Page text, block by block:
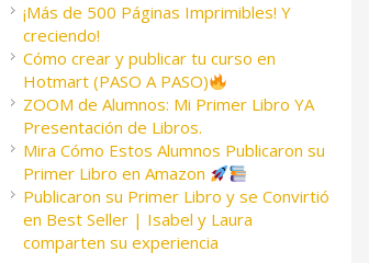
¡Más de 500 Páginas Imprimibles! Y
creciendo!
Cómo crear y publicar tu curso en
Hotmart (PASO A PASO)
ZOOM de Alumnos: Mi Primer Libro YA
Presentación de Libros.
Mira Cómo Estos Alumnos Publicaron su
Primer Libro en Amazon
Publicaron su Primer Libro y se Convirtió
en Best Seller | Isabel y Laura
comparten su experiencia